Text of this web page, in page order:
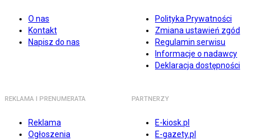
O nas
Kontakt
Napisz do nas
Polityka Prywatności
Zmiana ustawień zgód
Regulamin serwisu
Informacje o nadawcy
Deklaracja dostępności
REKLAMA I PRENUMERATA
Reklama
Ogłoszenia
PARTNERZY
E-kiosk.pl
E-gazety.pl